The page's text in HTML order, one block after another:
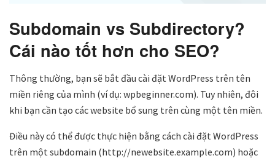
Subdomain vs Subdirectory?
Cái nào tốt hơn cho SEO?
Thông thường, bạn sẽ bắt đầu cài đặt WordPress trên tên
miền riêng của mình (ví dụ: wpbeginner.com). Tuy nhiên, đôi
khi bạn cần tạo các website bổ sung trên cùng một tên miền.
Điều này có thể được thực hiện bằng cách cài đặt WordPress
trên một subdomain (http://newebsite.example.com) hoặc